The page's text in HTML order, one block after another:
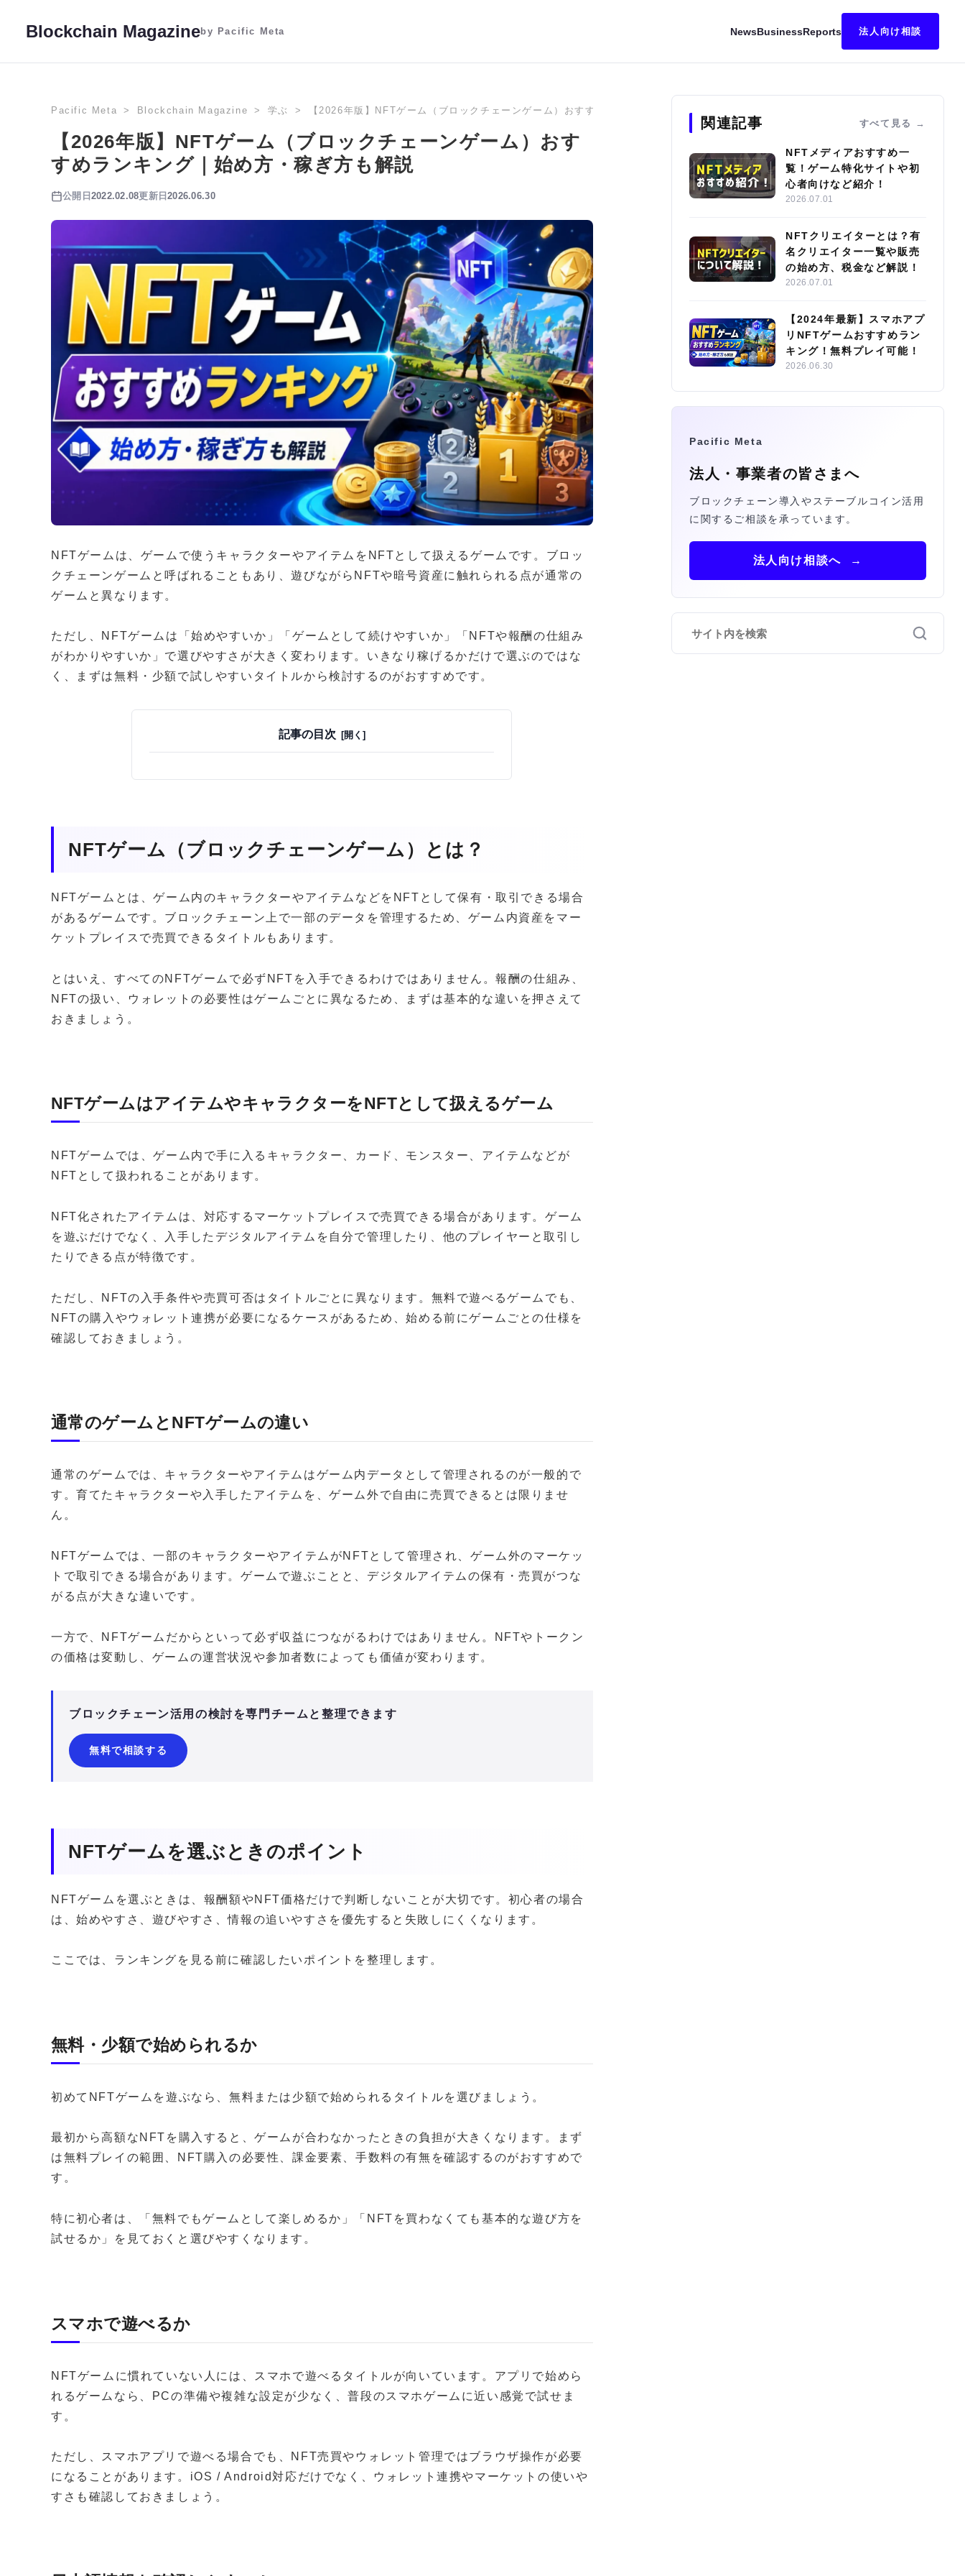
Blockchain Magazineby Pacific Meta NewsBusinessReports 法人向け相談
Pacific Meta Blockchain Magazine 学ぶ 【2026年版】NFTゲーム（ブロックチェーンゲーム）おすすめランキング｜始め方・稼ぎ方も解説
【2026年版】NFTゲーム（ブロックチェーンゲーム）おす
すめランキング｜始め方・稼ぎ方も解説
公開日 2022.02.08更新日2026.06.30
NFTゲームは、ゲームで使うキャラクターやアイテムをNFTとして扱えるゲームです。ブロッ
クチェーンゲームと呼ばれることもあり、遊びながらNFTや暗号資産に触れられる点が通常の
ゲームと異なります。
ただし、NFTゲームは「始めやすいか」「ゲームとして続けやすいか」「NFTや報酬の仕組み
がわかりやすいか」で選びやすさが大きく変わります。いきなり稼げるかだけで選ぶのではな
く、まずは無料・少額で試しやすいタイトルから検討するのがおすすめです。
記事の目次
NFTゲーム（ブロックチェーンゲーム）とは？
NFTゲームとは、ゲーム内のキャラクターやアイテムなどをNFTとして保有・取引できる場合
があるゲームです。ブロックチェーン上で一部のデータを管理するため、ゲーム内資産をマー
ケットプレイスで売買できるタイトルもあります。
とはいえ、すべてのNFTゲームで必ずNFTを入手できるわけではありません。報酬の仕組み、
NFTの扱い、ウォレットの必要性はゲームごとに異なるため、まずは基本的な違いを押さえて
おきましょう。
NFTゲームはアイテムやキャラクターをNFTとして扱えるゲーム
NFTゲームでは、ゲーム内で手に入るキャラクター、カード、モンスター、アイテムなどが
NFTとして扱われることがあります。
NFT化されたアイテムは、対応するマーケットプレイスで売買できる場合があります。ゲーム
を遊ぶだけでなく、入手したデジタルアイテムを自分で管理したり、他のプレイヤーと取引し
たりできる点が特徴です。
ただし、NFTの入手条件や売買可否はタイトルごとに異なります。無料で遊べるゲームでも、
NFTの購入やウォレット連携が必要になるケースがあるため、始める前にゲームごとの仕様を
確認しておきましょう。
通常のゲームとNFTゲームの違い
通常のゲームでは、キャラクターやアイテムはゲーム内データとして管理されるのが一般的で
す。育てたキャラクターや入手したアイテムを、ゲーム外で自由に売買できるとは限りませ
ん。
NFTゲームでは、一部のキャラクターやアイテムがNFTとして管理され、ゲーム外のマーケッ
トで取引できる場合があります。ゲームで遊ぶことと、デジタルアイテムの保有・売買がつな
がる点が大きな違いです。
一方で、NFTゲームだからといって必ず収益につながるわけではありません。NFTやトークン
の価格は変動し、ゲームの運営状況や参加者数によっても価値が変わります。
ブロックチェーン活用の検討を専門チームと整理できます
無料で相談する
NFTゲームを選ぶときのポイント
NFTゲームを選ぶときは、報酬額やNFT価格だけで判断しないことが大切です。初心者の場合
は、始めやすさ、遊びやすさ、情報の追いやすさを優先すると失敗しにくくなります。
ここでは、ランキングを見る前に確認したいポイントを整理します。
無料・少額で始められるか
初めてNFTゲームを遊ぶなら、無料または少額で始められるタイトルを選びましょう。
最初から高額なNFTを購入すると、ゲームが合わなかったときの負担が大きくなります。まず
は無料プレイの範囲、NFT購入の必要性、課金要素、手数料の有無を確認するのがおすすめで
す。
特に初心者は、「無料でもゲームとして楽しめるか」「NFTを買わなくても基本的な遊び方を
試せるか」を見ておくと選びやすくなります。
スマホで遊べるか
NFTゲームに慣れていない人には、スマホで遊べるタイトルが向いています。アプリで始めら
れるゲームなら、PCの準備や複雑な設定が少なく、普段のスマホゲームに近い感覚で試せま
す。
ただし、スマホアプリで遊べる場合でも、NFT売買やウォレット管理ではブラウザ操作が必要
になることがあります。iOS / Android対応だけでなく、ウォレット連携やマーケットの使いや
すさも確認しておきましょう。
関連記事 すべて見る
NFTメディアおすすめ一
覧！ゲーム特化サイトや初
心者向けなど紹介！
2026.07.01
NFTクリエイターとは？有
名クリエイター一覧や販売
の始め方、税金など解説！
2026.07.01
【2024年最新】スマホアプ
リNFTゲームおすすめラン
キング！無料プレイ可能！
2026.06.30
Pacific Meta
法人・事業者の皆さまへ
ブロックチェーン導入やステーブルコイン活用
に関するご相談を承っています。
法人向け相談へ